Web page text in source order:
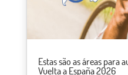
Estas são as áreas para
Vuelta a España 2026